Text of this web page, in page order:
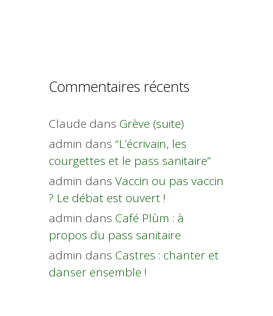
Commentaires récents
Claude dans Grève (suite)
admin dans “L’écrivain, les
courgettes et le pass sanitaire”
admin dans Vaccin ou pas vaccin
? Le débat est ouvert !
admin dans Café Plùm : à
propos du pass sanitaire
admin dans Castres : chanter et
danser ensemble !